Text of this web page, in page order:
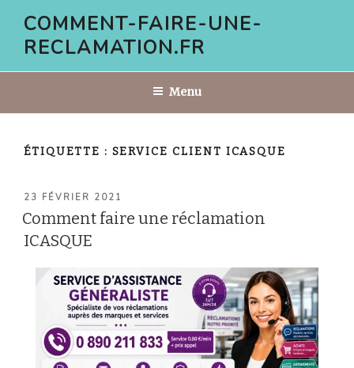
contenu
COMMENT-FAIRE-UNE-
RECLAMATION.FR
Menu
ÉTIQUETTE : SERVICE CLIENT ICASQUE
PUBLIÉ
LE
23 FÉVRIER 2021
Comment faire une réclamation
ICASQUE